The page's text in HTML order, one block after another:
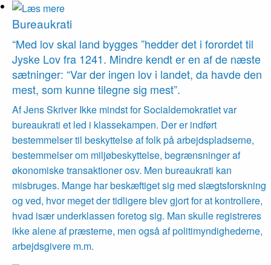
Bureaukrati
“Med lov skal land bygges ”hedder det i forordet til
Jyske Lov fra 1241. Mindre kendt er en af de næste
sætninger: “Var der ingen lov i landet, da havde den
mest, som kunne tilegne sig mest”.
Af Jens Skriver Ikke mindst for Socialdemokratiet var
bureaukrati et led i klassekampen. Der er indført
bestemmelser til beskyttelse af folk på arbejdspladserne,
bestemmelser om miljøbeskyttelse, begrænsninger af
økonomiske transaktioner osv. Men bureaukrati kan
misbruges. Mange har beskæftiget sig med slægtsforskning
og ved, hvor meget der tidligere blev gjort for at kontrollere,
hvad især underklassen foretog sig. Man skulle registreres
ikke alene af præsterne, men også af politimyndighederne,
arbejdsgivere m.m.